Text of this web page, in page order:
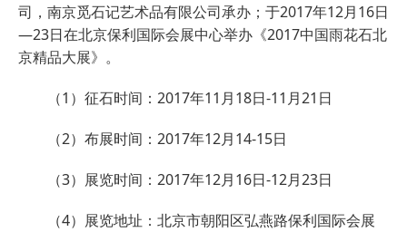
司，南京觅石记艺术品有限公司承办；于2017年12月16日
—23日在北京保利国际会展中心举办《2017中国雨花石北
京精品大展》。
（1）征石时间：2017年11月18日-11月21日
（2）布展时间：2017年12月14-15日
（3）展览时间：2017年12月16日-12月23日
（4）展览地址：北京市朝阳区弘燕路保利国际会展